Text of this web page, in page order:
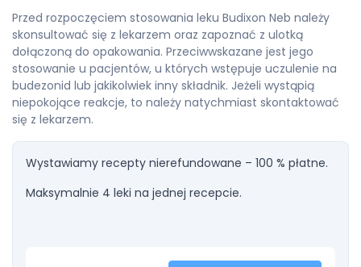
Przed rozpoczęciem stosowania leku Budixon Neb należy
skonsultować się z lekarzem oraz zapoznać z ulotką
dołączoną do opakowania. Przeciwwskazane jest jego
stosowanie u pacjentów, u których wstępuje uczulenie na
budezonid lub jakikolwiek inny składnik. Jeżeli wystąpią
niepokojące reakcje, to należy natychmiast skontaktować
się z lekarzem.
Wystawiamy recepty nierefundowane – 100 % płatne.
Maksymalnie 4 leki na jednej recepcie.